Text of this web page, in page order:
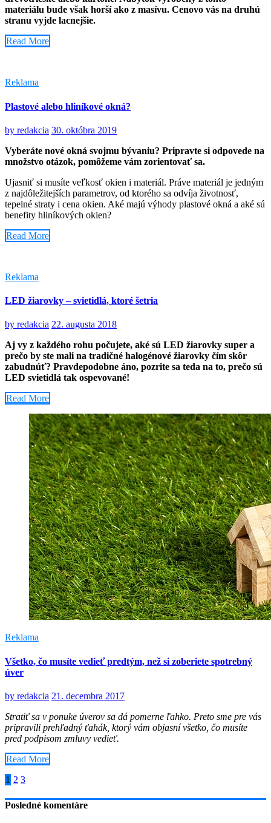
materiálu bude však horší ako z masívu. Cenovo vás na druhú
stranu vyjde lacnejšie.
Read More
Reklama
Plastové alebo hliníkové okná?
by redakcia 30. októbra 2019
Vyberáte nové okná svojmu bývaniu? Pripravte si odpovede na
množstvo otázok, pomôžeme vám zorientovať sa.
Ujasniť si musíte veľkosť okien i materiál. Práve materiál je jedným
z najdôležitejších parametrov, od ktorého sa odvíja životnosť,
tepelné straty i cena okien. Aké majú výhody plastové okná a aké sú
benefity hliníkových okien?
Read More
Reklama
LED žiarovky – svietidlá, ktoré šetria
by redakcia 22. augusta 2018
Aj vy z každého rohu počujete, aké sú LED žiarovky super a
prečo by ste mali na tradičné halogénové žiarovky čím skôr
zabudnúť? Pravdepodobne áno, pozrite sa teda na to, prečo sú
LED svietidlá tak ospevované!
Read More
Reklama
Všetko, čo musíte vedieť predtým, než si zoberiete spotrebný
úver
by redakcia 21. decembra 2017
Stratiť sa v ponuke úverov sa dá pomerne ľahko. Preto sme pre vás
pripravili prehľadný ťahák, ktorý vám objasní všetko, čo musíte
pred podpisom zmluvy vedieť.
Read More
Stránkovanie
príspevkov
1 2 3
Posledné komentáre